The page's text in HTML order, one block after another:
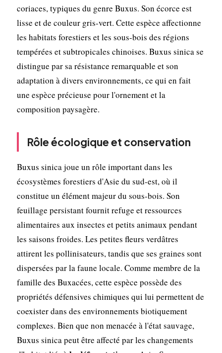
coriaces, typiques du genre Buxus. Son écorce est
lisse et de couleur gris-vert. Cette espèce affectionne
les habitats forestiers et les sous-bois des régions
tempérées et subtropicales chinoises. Buxus sinica se
distingue par sa résistance remarquable et son
adaptation à divers environnements, ce qui en fait
une espèce précieuse pour l'ornement et la
composition paysagère.
Rôle écologique et conservation
Buxus sinica joue un rôle important dans les
écosystèmes forestiers d'Asie du sud-est, où il
constitue un élément majeur du sous-bois. Son
feuillage persistant fournit refuge et ressources
alimentaires aux insectes et petits animaux pendant
les saisons froides. Les petites fleurs verdâtres
attirent les pollinisateurs, tandis que ses graines sont
dispersées par la faune locale. Comme membre de la
famille des Buxacées, cette espèce possède des
propriétés défensives chimiques qui lui permettent de
coexister dans des environnements biotiquement
complexes. Bien que non menacée à l'état sauvage,
Buxus sinica peut être affecté par les changements